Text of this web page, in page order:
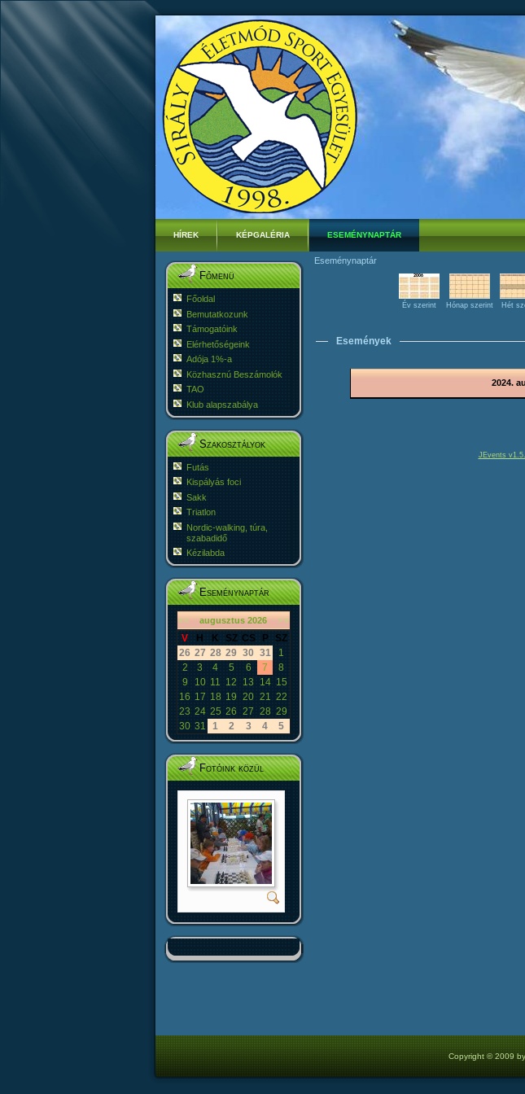
HÍREK KÉPGALÉRIA ESEMÉNYNAPTÁR
Főmenü
Főoldal
Bemutatkozunk
Támogatóink
Elérhetőségeink
Adója 1%-a
Közhasznú Beszámolók
TAO
Klub alapszabálya
Szakosztályok
Futás
Kispályás foci
Sakk
Triatlon
Nordic-walking, túra,
szabadidő
Kézilabda
Eseménynaptár
«< augusztus 2026 >»
V H K SZ CS P
SZ
26 27 28 29 30 31
1
2
3 4 5 6 7
8
9
10 11 12 13 14 15
16 17 18 19 20 21 22
23 24 25 26 27 28 29
30 31 1 2 3 4 5
Fotóink közül
Eseménynaptár
Év szerint Hónap szerint Hét
Események
2024.
JEvents
Copyright © 2009